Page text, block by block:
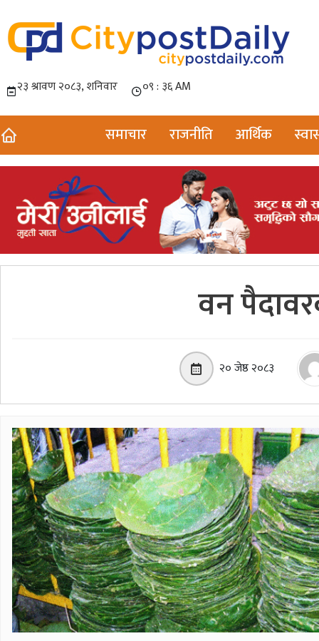
समाचार राजनीति आर्थिक
वन
२० जेष्ठ २०८३